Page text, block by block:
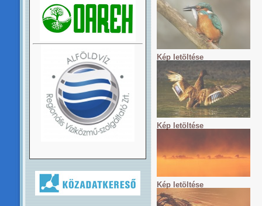
Kép letöltése
Kép letöltése
Kép letöltése